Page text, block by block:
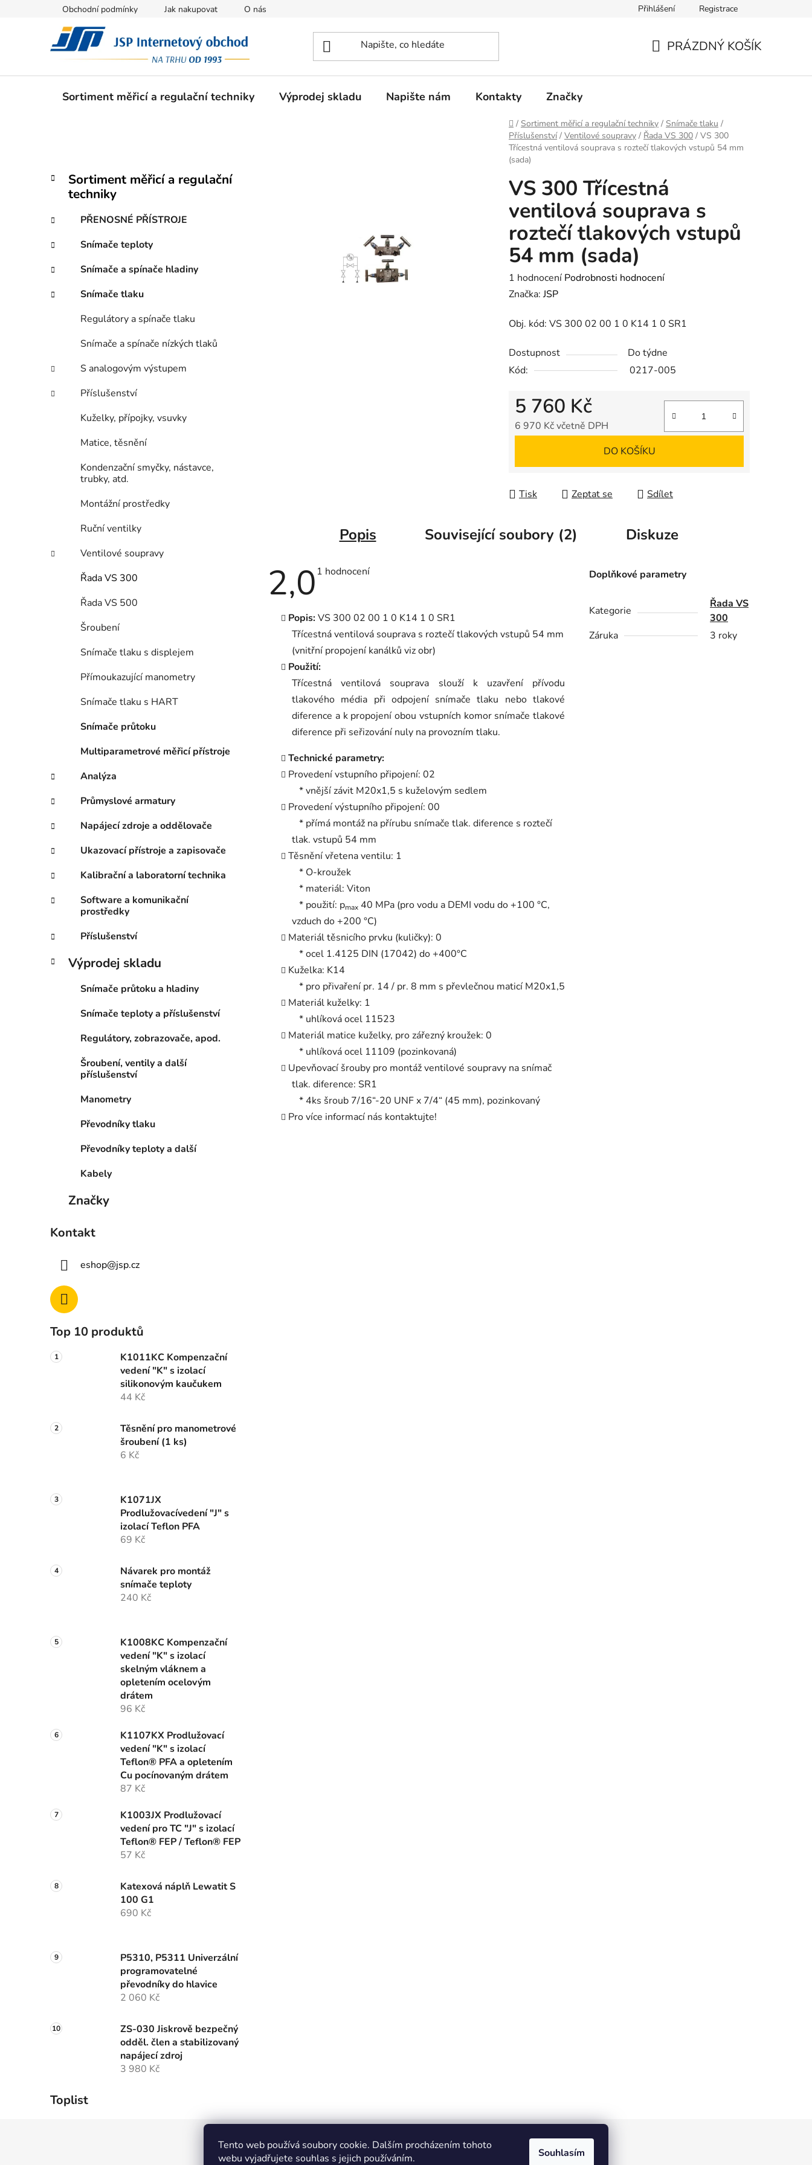
Tento web používá soubory cookie. Dalším procházením tohoto
webu vyjadřujete souhlas s jejich používáním.
Souhlasím
Obchodní podmínky Jak nakupovat O nás Přihlášení Registrace
PRÁZDNÝ KOŠÍK
Sortiment měřicí a regulační techniky Výprodej skladu Napište nám Kontakty Značky
Domů
/ Sortiment měřicí a regulační techniky / Snímače tlaku /
Příslušenství / Ventilové soupravy / Řada VS 300 / VS 300
Třícestná ventilová souprava s roztečí tlakových vstupů 54 mm
(sada)
P
t
a
n
í
e
l
Přeskočit
kategorie
K
a
g
o
r
i
e
Sortiment měřicí a regulační
techniky
PŘENOSNÉ PŘÍSTROJE
Snímače teploty
Snímače a spínače hladiny
Snímače tlaku
Regulátory a spínače tlaku
Snímače a spínače nízkých tlaků
S analogovým výstupem
Příslušenství
Kuželky, přípojky, vsuvky
Matice, těsnění
Kondenzační smyčky, nástavce,
trubky, atd.
Montážní prostředky
Ruční ventilky
Ventilové soupravy
Řada VS 300
Řada VS 500
Šroubení
Snímače tlaku s displejem
Přímoukazující manometry
Snímače tlaku s HART
Snímače průtoku
Multiparametrové měřicí přístroje
Analýza
Průmyslové armatury
Napájecí zdroje a oddělovače
Ukazovací přístroje a zapisovače
Kalibrační a laboratorní technika
Software a komunikační
prostředky
Příslušenství
Výprodej skladu
Snímače průtoku a hladiny
Snímače teploty a příslušenství
Regulátory, zobrazovače, apod.
Šroubení, ventily a další
příslušenství
Manometry
Převodníky tlaku
Převodníky teploty a další
Kabely
Značky
Kontakt
eshop@jsp.cz
Top 10 produktů
K1011KC Kompenzační
vedení "K" s izolací
silikonovým kaučukem
44 Kč
Těsnění pro manometrové
šroubení (1 ks)
6 Kč
K1071JX
Prodlužovacívedení "J" s
izolací Teflon PFA
69 Kč
Návarek pro montáž
snímače teploty
240 Kč
K1008KC Kompenzační
vedení "K" s izolací
skelným vláknem a
opletením ocelovým
drátem
96 Kč
K1107KX Prodlužovací
vedení "K" s izolací
Teflon® PFA a opletením
Cu pocínovaným drátem
87 Kč
K1003JX Prodlužovací
vedení pro TC "J" s izolací
Teflon® FEP / Teflon® FEP
57 Kč
Katexová náplň Lewatit S
100 G1
690 Kč
P5310, P5311 Univerzální
programovatelné
převodníky do hlavice
2 060 Kč
ZS-030 Jiskrově bezpečný
odděl. člen a stabilizovaný
napájecí zdroj
3 980 Kč
Toplist
VS 300 Třícestná
ventilová souprava s
roztečí tlakových vstupů
54 mm (sada)
Průměrné
hodnocení
je
z
5
1 hodnocení Podrobnosti hodnocení
Značka:JSP
Obj. kód: VS 300 02 00 1 0 K14 1 0 SR1
Dostupnost
Do týdne
Kód:
0217-005
5 760 Kč
6 970 Kč včetně DPH
DO KOŠÍKU
Tisk Zeptat se Sdílet
Popis Související soubory (2) Diskuze
2,0 Průměrné
z
5
hvězdiček.
1 hodnocení
Popis:VS 300 02 00 1 0 K14 1 0 SR1
Třícestná ventilová souprava s roztečí tlakových vstupů 54 mm
(vnitřní propojení kanálků viz obr)
Použití:
Třícestná ventilová souprava slouží k uzavření přívodu
tlakového média při odpojení snímače tlaku nebo tlakové
diference a k propojení obou vstupních komor snímače tlakové
diference při seřizování nuly na provozním tlaku.
Technické parametry:
Provedení vstupního připojení: 02
* vnější závit M20x1,5 s kuželovým sedlem
Provedení výstupního připojení: 00
* přímá montáž na přírubu snímače tlak. diference s roztečí
tlak. vstupů 54 mm
Těsnění vřetena ventilu: 1
* O-kroužek
* materiál: Viton
* použití: pmax 40 MPa (pro vodu a DEMI vodu do +100 °C,
vzduch do +200 °C)
Materiál těsnicího prvku (kuličky): 0
* ocel 1.4125 DIN (17042) do +400°C
Kuželka: K14
* pro přivaření pr. 14 / pr. 8 mm s převlečnou maticí M20x1,5
Materiál kuželky: 1
* uhlíková ocel 11523
Materiál matice kuželky, pro zářezný kroužek: 0
* uhlíková ocel 11109 (pozinkovaná)
Upevňovací šrouby pro montáž ventilové soupravy na snímač
tlak. diference: SR1
* 4ks šroub 7/16“-20 UNF x 7/4“ (45 mm), pozinkovaný
Pro více informací nás kontaktujte!
Doplňkové parametry
Kategorie
Řada VS
300
Záruka
3 roky
Zboží.cz Heureka.cz